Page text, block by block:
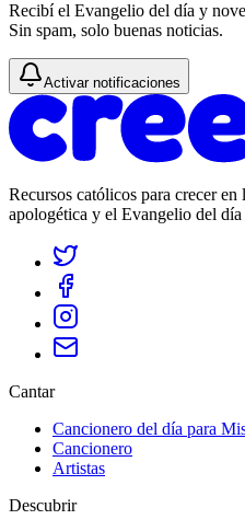
Recibí el Evangelio del día y
Sin spam, solo buenas noticias.
Activar notificaciones
Recursos católicos para crecer
apologética y el Evangelio del
Cantar
Cancionero del día para
Cancionero
Artistas
Descubrir